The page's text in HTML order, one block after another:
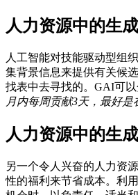
人力资源中的生
人工智能对技能驱动型组
集背景信息来提供有关候
找表中去寻找的。GAI可
月内每周贡献3天，最好是
人力资源中的生
另一个令人兴奋的人力资
性的福利来节省成本。利